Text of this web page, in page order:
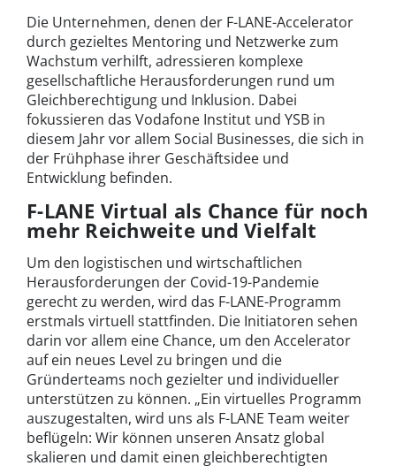
Die Unternehmen, denen der F-LANE-Accelerator
durch gezieltes Mentoring und Netzwerke zum
Wachstum verhilft, adressieren komplexe
gesellschaftliche Herausforderungen rund um
Gleichberechtigung und Inklusion. Dabei
fokussieren das Vodafone Institut und YSB in
diesem Jahr vor allem Social Businesses, die sich in
der Frühphase ihrer Geschäftsidee und
Entwicklung befinden.
F-LANE Virtual als Chance für noch
mehr Reichweite und Vielfalt
Um den logistischen und wirtschaftlichen
Herausforderungen der Covid-19-Pandemie
gerecht zu werden, wird das F-LANE-Programm
erstmals virtuell stattfinden. Die Initiatoren sehen
darin vor allem eine Chance, um den Accelerator
auf ein neues Level zu bringen und die
Gründerteams noch gezielter und individueller
unterstützen zu können. „Ein virtuelles Programm
auszugestalten, wird uns als F-LANE Team weiter
beflügeln: Wir können unseren Ansatz global
skalieren und damit einen gleichberechtigten